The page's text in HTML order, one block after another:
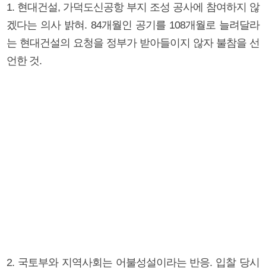
1. 현대건설, 가덕도신공항 부지 조성 공사에 참여하지 않
겠다는 의사 밝혀. 84개월인 공기를 108개월로 늘려달라
는 현대건설의 요청을 정부가 받아들이지 않자 불참을 선
언한 것.
2. 국토부와 지역사회는 어불성설이라는 반응. 입찰 당시